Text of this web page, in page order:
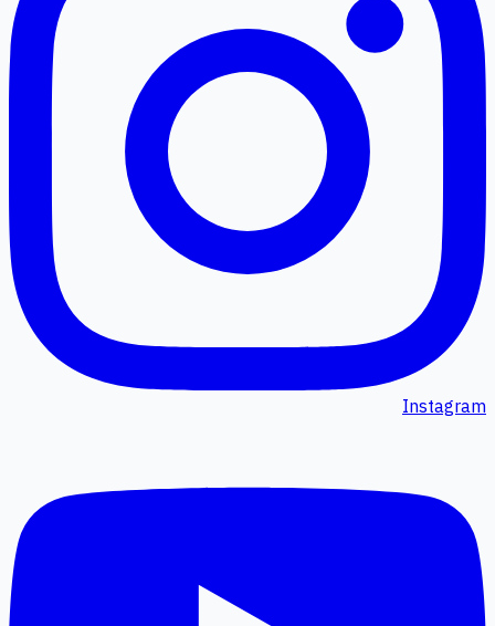
Instagram